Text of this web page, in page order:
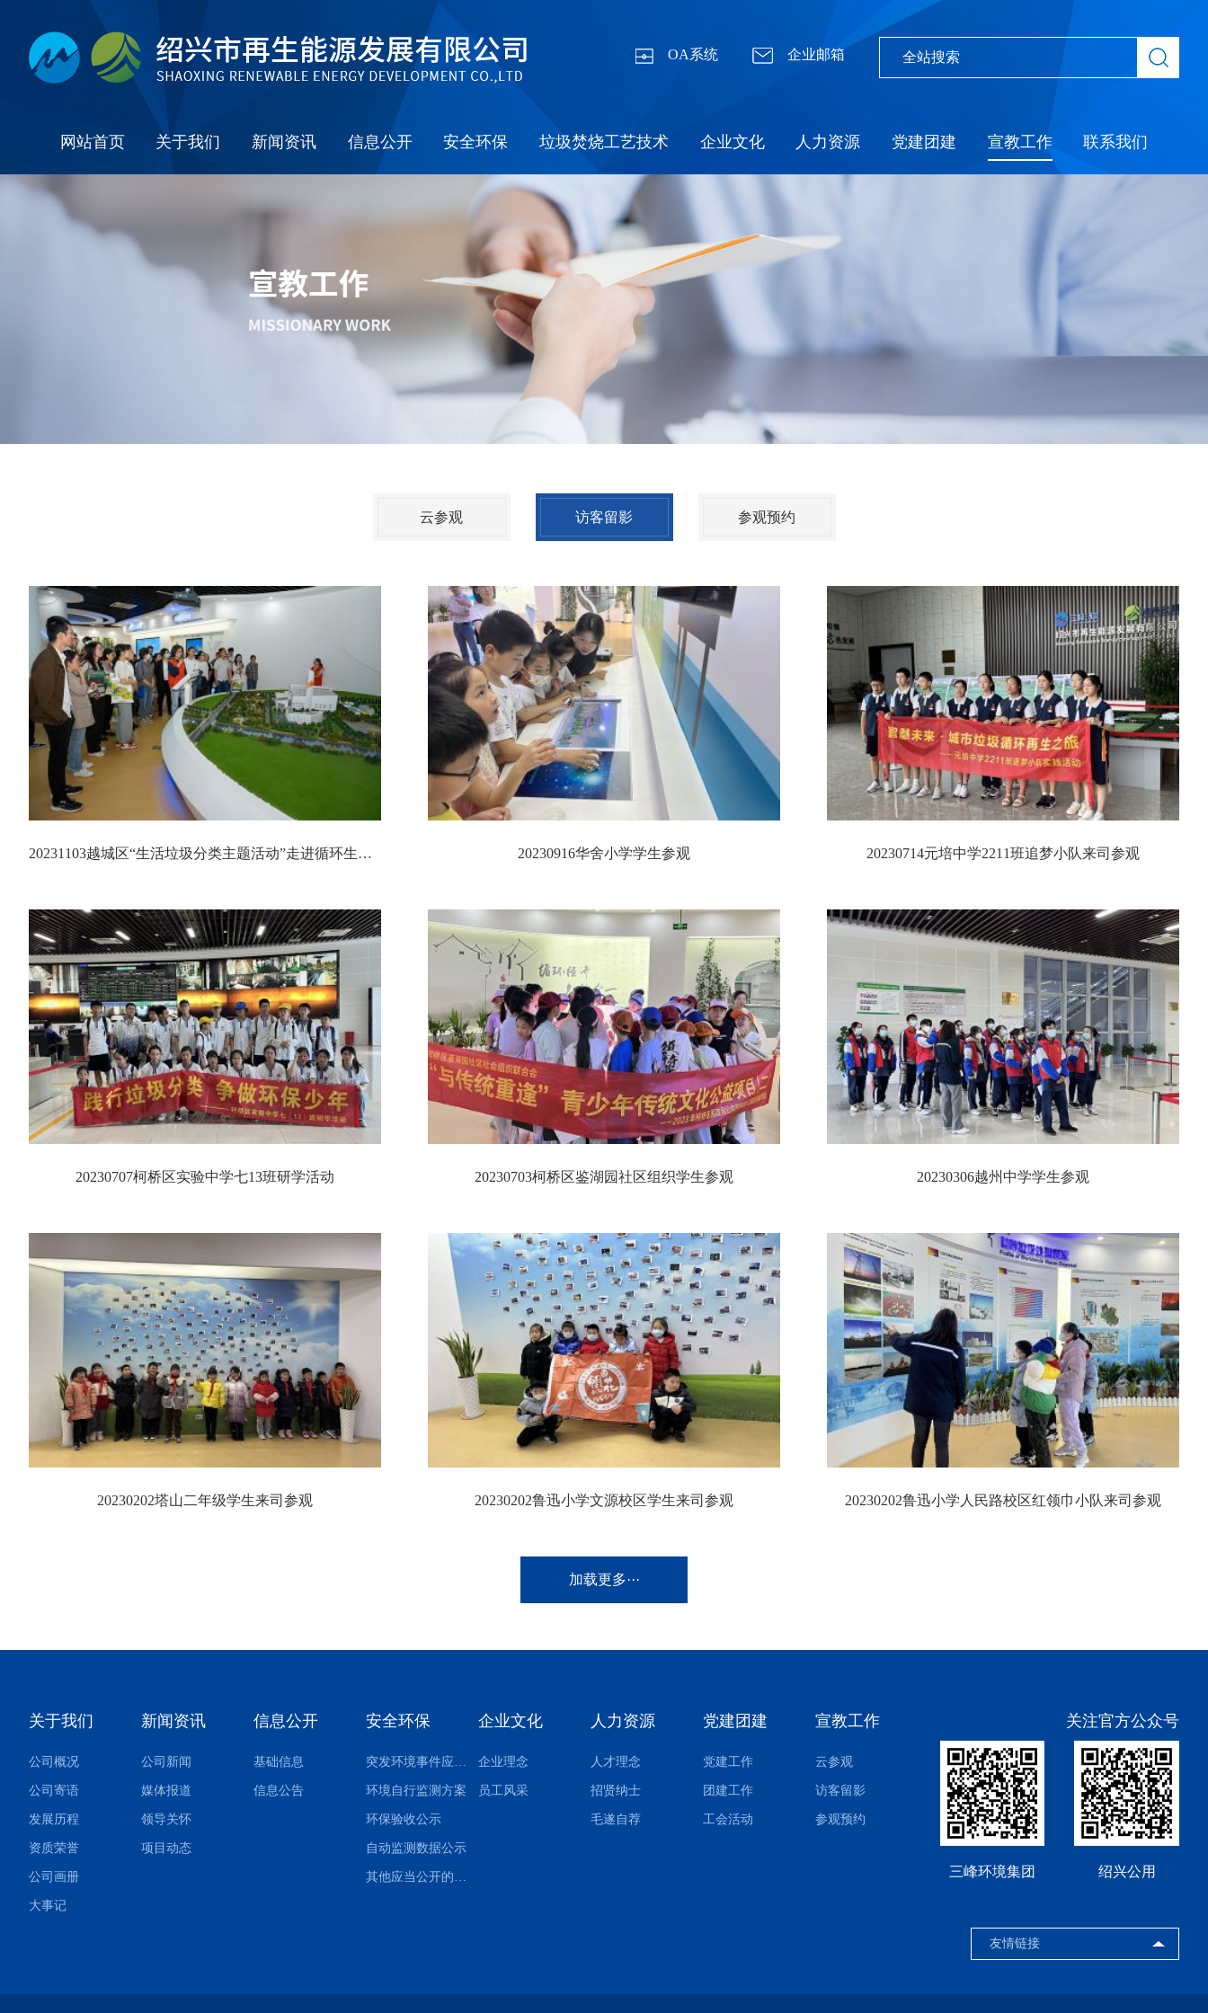
OA系统 企业邮箱
网站首页 关于我们 新闻资讯 信息公开 安全环保 垃圾焚烧工艺技术 企业文化 人力资源 党建团建 宣教工作 联系我们
云参观 访客留影 参观预约
20231103越城区“生活垃圾分类主题活动”走进循环生态产业园（一期）再生资源发电厂 20230916华舍小学学生参观 20230714元培中学2211班追梦小队来司参观
20230707柯桥区实验中学七13班研学活动 20230703柯桥区鉴湖园社区组织学生参观 20230306越州中学学生参观
20230202塔山二年级学生来司参观 20230202鲁迅小学文源校区学生来司参观 20230202鲁迅小学人民路校区红领巾小队来司参观
加载更多···
关于我们
公司概况
公司寄语
发展历程
资质荣誉
公司画册
大事记
新闻资讯
公司新闻
媒体报道
领导关怀
项目动态
信息公开
基础信息
信息公告
安全环保
突发环境事件应急预案
环境自行监测方案
环保验收公示
自动监测数据公示
其他应当公开的环境信息
企业文化
企业理念
员工风采
人力资源
人才理念
招贤纳士
毛遂自荐
党建团建
党建工作
团建工作
工会活动
宣教工作
云参观
访客留影
参观预约
关注官方公众号
三峰环境集团 绍兴公用